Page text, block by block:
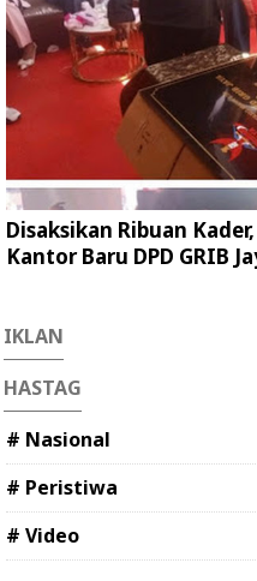
Disaksikan Ribuan
Kantor Baru DPD GRIB
IKLAN
HASTAG
# Nasional
# Peristiwa
# Video